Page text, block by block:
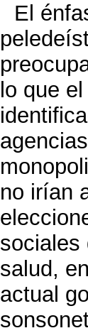
El
lo que
no irían
sociales
salud,
actual